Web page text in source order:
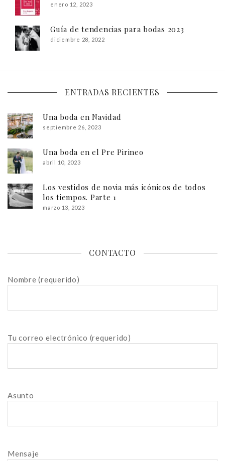
enero 12, 2023
Guía de tendencias para bodas 2023
diciembre 28, 2022
ENTRADAS RECIENTES
Una boda en Navidad
septiembre 26, 2023
Una boda en el Pre Pirineo
abril 10, 2023
Los vestidos de novia más icónicos de todos
los tiempos. Parte 1
marzo 13, 2023
CONTACTO
Nombre (requerido)
Tu correo electrónico (requerido)
Asunto
Mensaje